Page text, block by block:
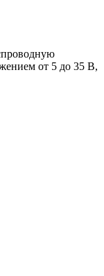
от 5 до 35 В,